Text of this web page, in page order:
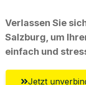
Verlassen Sie
Salzburg, um
einfach und
Jetzt